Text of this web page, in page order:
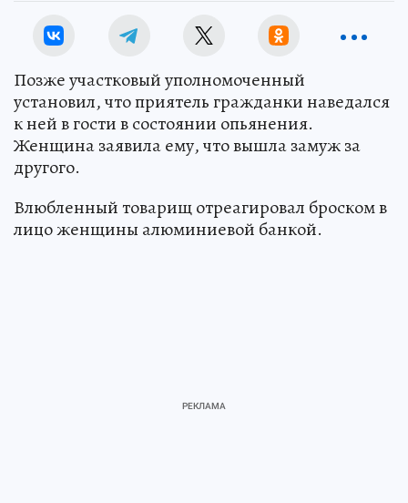
Позже участковый уполномоченный
установил, что приятель гражданки наведался
к ней в гости в состоянии опьянения.
Женщина заявила ему, что вышла замуж за
другого.
Влюбленный товарищ отреагировал броском в
лицо женщины алюминиевой банкой.